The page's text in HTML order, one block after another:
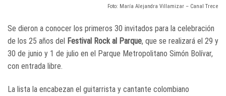
Foto: María Alejandra Villamizar – Canal Trece
Se dieron a conocer los primeros 30 invitados para la celebración
de los 25 años del Festival Rock al Parque, que se realizará el 29 y
30 de junio y 1 de julio en el Parque Metropolitano Simón Bolívar,
con entrada libre.
La lista la encabezan el guitarrista y cantante colombiano